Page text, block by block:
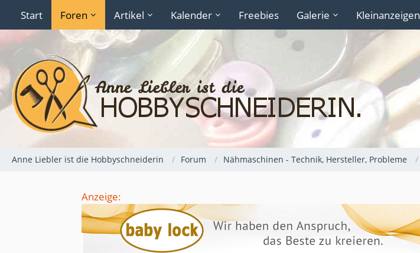
Start Foren Artikel Kalender Freebies Galerie Kleinanzeigen
Anne Liebler ist die Hobbyschneiderin Forum Nähmaschinen - Technik, Hersteller, Probleme
Anzeige: